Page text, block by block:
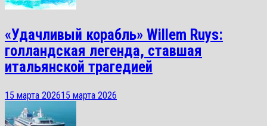
«Удачливый корабль» Willem Ruys:
голландская легенда, ставшая
итальянской трагедией
15 марта 202615 марта 2026